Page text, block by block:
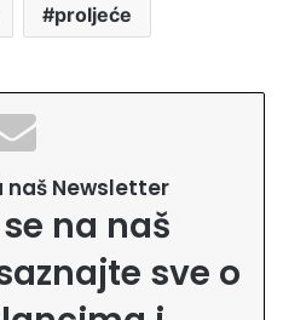
proljeće
naš Newsletter
na naš
sve o